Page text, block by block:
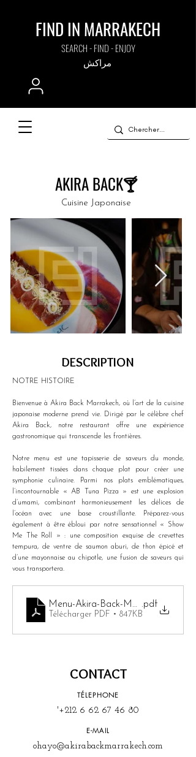
FIND IN MARRAKECH
SEARCH - FIND - ENJOY
مراكش
AKIRA BACK🍸
Cuisine Japonaise
DESCRIPTION
NOTRE HISTOIRE
Bienvenue à Akira Back Marrakech, où l’art de la cuisine
japonaise moderne prend vie. Dirigé par le célèbre chef
Akira Back, notre restaurant offre une expérience
gastronomique qui transcende les frontières.
Notre menu est une tapisserie de saveurs du monde,
habilement tissées dans chaque plat pour créer une
symphonie culinaire. Parmi nos plats emblématiques,
l’incontournable « AB Tuna Pizza » est une explosion
d’umami, combinant harmonieusement les délices de
l’océan avec une base croustillante. Préparez-vous
également à être ébloui par notre sensationnel « Show
Me The Roll » : une composition exquise de crevettes
tempura, de ventre de saumon aburi, de thon épicé et
d’une mayonnaise au chipotle, une fusion de saveurs qui
vous transportera.
Menu-Akira-Back-Marrakech
.pdf
Télécharger PDF • 847KB
TÉLEPHONE
'+212 6 62 67 46 80
E-MAIL
ohayo@akirabackmarrakech.com
CONTACT